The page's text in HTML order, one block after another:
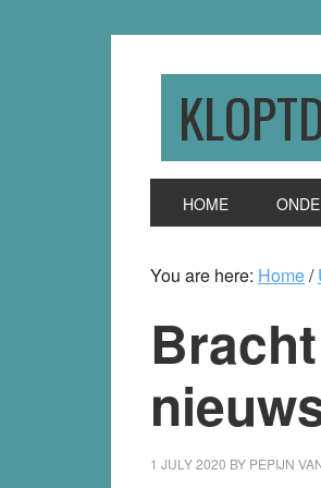
HOME
You are here: Home/
1 JULY 2020 BY PEPIJN